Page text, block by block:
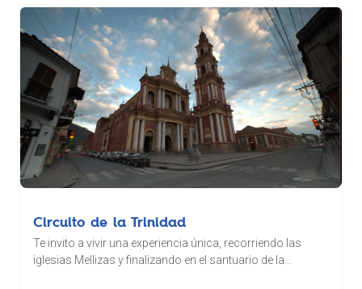
Circuito de la Trinidad
Te invito a vivir una experiencia única, recorriendo las
iglesias Mellizas y finalizando en el santuario de la...